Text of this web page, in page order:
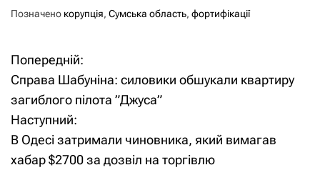
Позначено корупція, Сумська область, фортифікації
Н
а
в
і
Попередній:
Справа Шабуніна: силовики обшукали квартиру
загиблого пілота ”Джуса”
Наступний:
В Одесі затримали чиновника, який вимагав
хабар $2700 за дозвіл на торгівлю